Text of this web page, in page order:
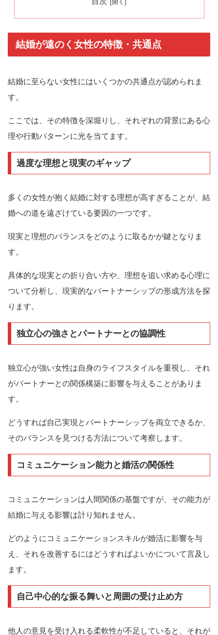
結婚が遠のく女性の特徴・共通点
結婚に至らない女性にはいくつかの共通点が認められま
す。
ここでは、その特徴を深堀りし、それぞれの背景にある心
理や行動パターンに光を当てます。
過度な理想と現実のギャップ
多くの女性が抱く結婚に対する理想が高すぎることが、結
婚への道を遠ざけている要因の一つです。
現実と理想のバランスをどのように取るかが鍵となりま
す。
具体的な現実との折り合い方や、理想を追い求める心理に
ついて分析し、現実的なパートナーシップの形成方法を探
ります。
独立心の強さとパートナーとの協調性
独立心が強い女性は自身のライフスタイルを重視し、それ
がパートナーとの関係構築に影響を与えることがありま
す。
どうすれば自己実現とパートナーシップを両立できるか、
そのバランスを見つける方法について考察します。
コミュニケーション能力と婚活の関係性
コミュニケーションは人間関係の基盤ですが、その能力が
結婚に与える影響は計り知れません。
どのようにコミュニケーションスキルが婚活に影響を与
え、それを改善するにはどうすればよいかについて言及し
ます。
自己中心的な振る舞いと周囲の受け止め方
他人の意見を受け入れる柔軟性が不足していると、それが